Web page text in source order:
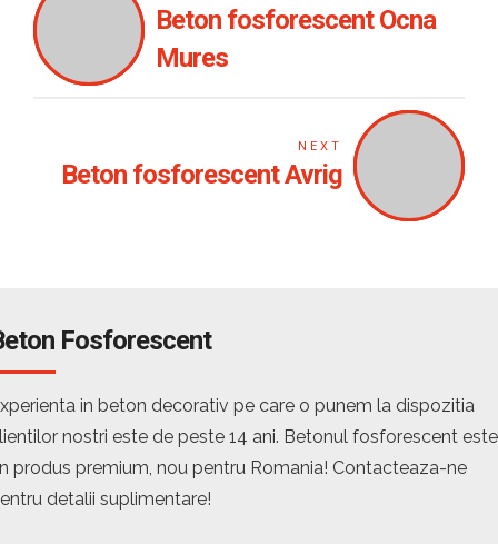
Beton fosforescent Ocna
Mures
NEXT
Beton fosforescent Avrig
Fosforescent
in beton decorativ pe care o punem la dispozitia
nostri este de peste 14 ani. Betonul fosforescent este
produs premium, nou pentru Romania! Contacteaza-ne
detalii suplimentare!